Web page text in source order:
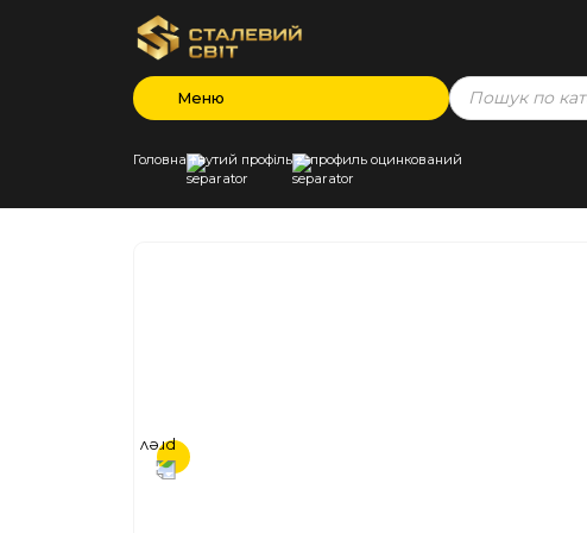
Меню
Products
search
Головна Гнутий профіль Z-профиль оцинкований